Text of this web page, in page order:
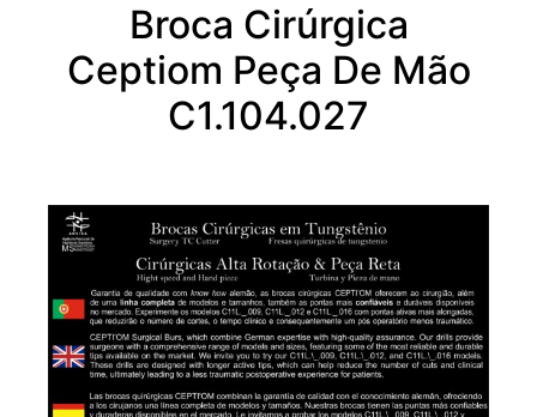
Broca Cirúrgica
Ceptiom Peça De Mão
C1.104.027